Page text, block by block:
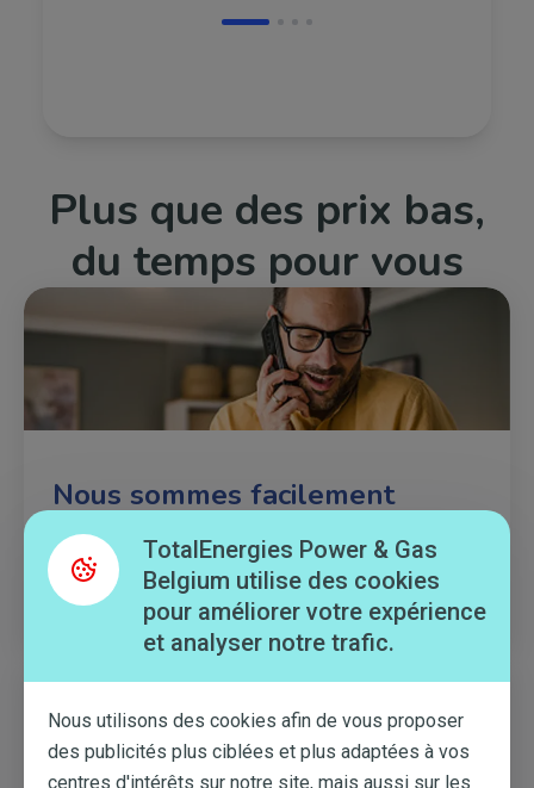
Plus que des prix bas,
du temps pour vous
Nous sommes facilement
joignables
Nos experts en énergie sont à votre disposition en
semaine, par chat ou téléphone, jusqu'à 18h.
TotalEnergies Power & Gas
Belgium utilise des cookies
pour améliorer votre expérience
et analyser notre trafic.
Nous utilisons des cookies afin de vous proposer
des publicités plus ciblées et plus adaptées à vos
centres d'intérêts sur notre site, mais aussi sur les